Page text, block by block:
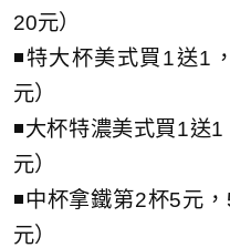
20元）
◾特大杯美式買1送1
元）
◾大杯特濃美式買1送
元）
◾中杯拿鐵第2杯5元
元）